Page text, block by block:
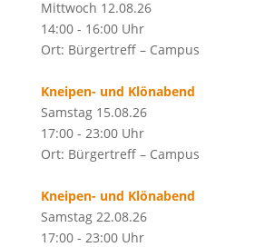
Mittwoch 12.08.26
14:00 - 16:00 Uhr
Ort: Bürgertreff – Campus
Kneipen- und Klönabend
Samstag 15.08.26
17:00 - 23:00 Uhr
Ort: Bürgertreff – Campus
Kneipen- und Klönabend
Samstag 22.08.26
17:00 - 23:00 Uhr